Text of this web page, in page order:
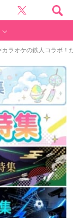
ラオケの鉄人コラボ！